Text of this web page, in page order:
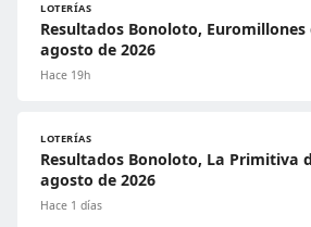
LOTERÍAS
Resultados Bonoloto, Euromillones
agosto de 2026
Hace 19h
LOTERÍAS
Resultados Bonoloto, La Primitiva
agosto de 2026
Hace 1 días